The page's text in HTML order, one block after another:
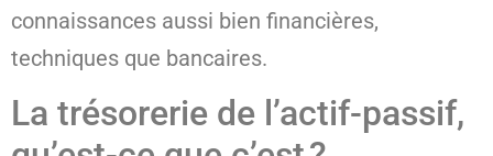
connaissances aussi bien financières,
techniques que bancaires.
La trésorerie de l’actif-passif,